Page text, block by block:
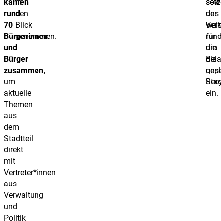
kamen
rund
70
Bürgerinnen
und
Bürger
zusammen,
um
aktuelle
Themen
aus
dem
Stadtteil
direkt
mit
Vertreter*innen
aus
Verwaltung
und
Politik
in
den
Blick
genommen.
der
rund
um
die
uns
für
die
ein.